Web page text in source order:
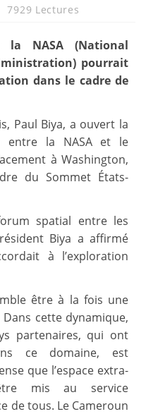
7929 Lectures
la NASA (National
pourrait
dans le cadre de
Paul Biya, a ouvert la
entre la NASA et le
à Washington,
du Sommet États-
spatial entre les
Biya a affirmé
à l’exploration
être à la fois une
cette dynamique,
partenaires, qui ont
ce domaine, est
que l’espace extra-
mis au service
de tous. Le Cameroun